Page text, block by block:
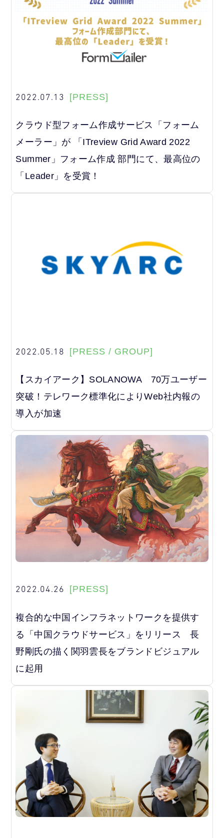
2022.07.13 [PRESS]
クラウド型フォーム作成サービス「フォーム
メーラー」が 「ITreview Grid Award 2022
Summer」フォーム作成 部門にて、最高位の
「Leader」を受賞！
2022.05.18 [PRESS / GROUP]
【スカイアーク】SOLANOWA 70万ユーザー
突破！テレワーク標準化によりWeb社内報の
導入が加速
2022.04.26 [PRESS]
複合的な中国インフラネットワークを提供す
る「中国クラウドサービス」をリリース 長
野剛氏の描く関羽雲長をブランドビジュアル
に起用